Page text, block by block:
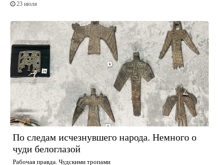
23 июля
По следам исчезнувшего народа. Немного о
чуди белоглазой
Рабочая правда. Чудскими тропами